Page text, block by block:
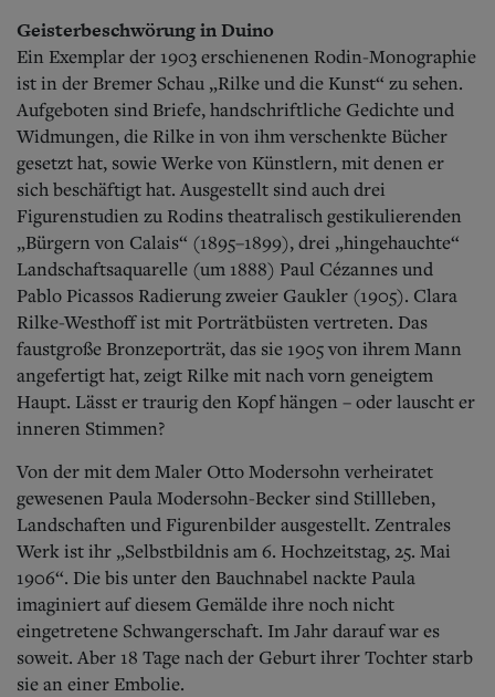
Geisterbeschwörung in Duino
Ein Exemplar der 1903 erschienenen Rodin-Monographie
ist in der Bremer Schau „Rilke und die Kunst“ zu sehen.
Aufgeboten sind Briefe, handschriftliche Gedichte und
Widmungen, die Rilke in von ihm verschenkte Bücher
gesetzt hat, sowie Werke von Künstlern, mit denen er
sich beschäftigt hat. Ausgestellt sind auch drei
Figurenstudien zu Rodins theatralisch gestikulierenden
„Bürgern von Calais“ (1895–1899), drei „hingehauchte“
Landschaftsaquarelle (um 1888) Paul Cézannes und
Pablo Picassos Radierung zweier Gaukler (1905). Clara
Rilke-Westhoff ist mit Porträtbüsten vertreten. Das
faustgroße Bronzeporträt, das sie 1905 von ihrem Mann
angefertigt hat, zeigt Rilke mit nach vorn geneigtem
Haupt. Lässt er traurig den Kopf hängen – oder lauscht er
inneren Stimmen?
Von der mit dem Maler Otto Modersohn verheiratet
gewesenen Paula Modersohn-Becker sind Stillleben,
Landschaften und Figurenbilder ausgestellt. Zentrales
Werk ist ihr „Selbstbildnis am 6. Hochzeitstag, 25. Mai
1906“. Die bis unter den Bauchnabel nackte Paula
imaginiert auf diesem Gemälde ihre noch nicht
eingetretene Schwangerschaft. Im Jahr darauf war es
soweit. Aber 18 Tage nach der Geburt ihrer Tochter starb
sie an einer Embolie.